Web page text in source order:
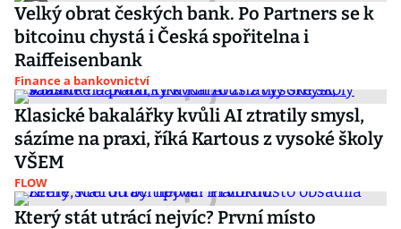
Velký obrat českých bank. Po Partners se k
bitcoinu chystá i Česká spořitelna i
Raiffeisenbank
Finance a bankovnictví
Klasické bakalářky kvůli AI ztratily smysl,
sázíme na praxi, říká Kartous z vysoké školy
VŠEM
FLOW
Který stát utrácí nejvíc? První místo